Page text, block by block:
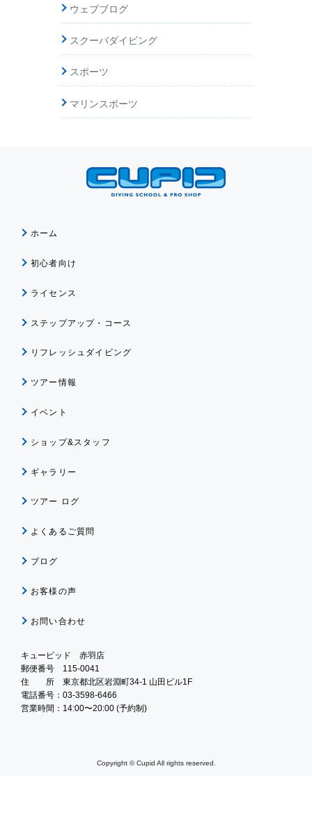
ウェブブログ
スクーバダイビング
スポーツ
マリンスポーツ
ホーム
初心者向け
ライセンス
ステップアップ・コース
リフレッシュダイビング
ツアー情報
イベント
ショップ&スタッフ
ギャラリー
ツアー ログ
よくあるご質問
ブログ
お客様の声
お問い合わせ
キューピッド 赤羽店
郵便番号 115-0041
住 所 東京都北区岩淵町34-1 山田ビル1F
電話番号：03-3598-6466
営業時間：14:00〜20:00 (予約制)
Copyright © Cupid All rights reserved.